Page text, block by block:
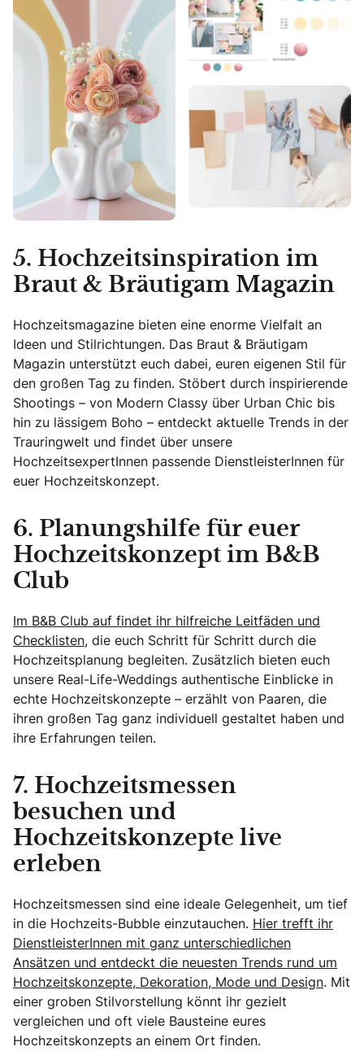
5. Hochzeitsinspiration im
Braut & Bräutigam Magazin
Hochzeitsmagazine bieten eine enorme Vielfalt an
Ideen und Stilrichtungen. Das Braut & Bräutigam
Magazin unterstützt euch dabei, euren eigenen Stil für
den großen Tag zu finden. Stöbert durch inspirierende
Shootings – von Modern Classy über Urban Chic bis
hin zu lässigem Boho – entdeckt aktuelle Trends in der
Trauringwelt und findet über unsere
HochzeitsexpertInnen passende DienstleisterInnen für
euer Hochzeitskonzept.
6. Planungshilfe für euer
Hochzeitskonzept im B&B
Club
Im B&B Club auf findet ihr hilfreiche Leitfäden und
Checklisten, die euch Schritt für Schritt durch die
Hochzeitsplanung begleiten. Zusätzlich bieten euch
unsere Real-Life-Weddings authentische Einblicke in
echte Hochzeitskonzepte – erzählt von Paaren, die
ihren großen Tag ganz individuell gestaltet haben und
ihre Erfahrungen teilen.
7. Hochzeitsmessen
besuchen und
Hochzeitskonzepte live
erleben
Hochzeitsmessen sind eine ideale Gelegenheit, um tief
in die Hochzeits-Bubble einzutauchen. Hier trefft ihr
DienstleisterInnen mit ganz unterschiedlichen
Ansätzen und entdeckt die neuesten Trends rund um
Hochzeitskonzepte, Dekoration, Mode und Design. Mit
einer groben Stilvorstellung könnt ihr gezielt
vergleichen und oft viele Bausteine eures
Hochzeitskonzepts an einem Ort finden.